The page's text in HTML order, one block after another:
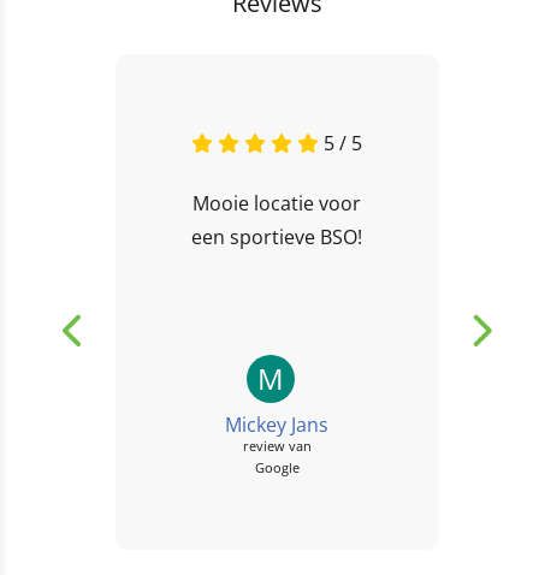
5 / 5
Mooie locatie voor
een sportieve BSO!
M
Mickey Jans
review van
Google